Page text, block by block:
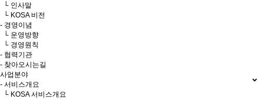
└ 인사말
└ KOSA 비전
- 경영이념
└ 운영방향
└ 경영원칙
- 협력기관
- 찾아오시는길
사업분야
- 서비스개요
└ KOSA 서비스개요